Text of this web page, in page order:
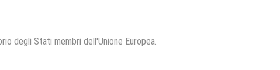
degli Stati membri dell'Unione Europea.